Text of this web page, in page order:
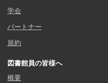
学会
パートナー
規約
図書館員の皆様へ
概要